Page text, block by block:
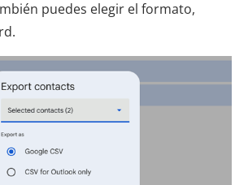
puedes elegir el formato,